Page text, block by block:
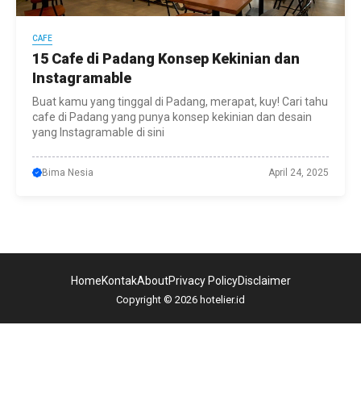
CAFE
15 Cafe di Padang Konsep Kekinian dan
Instagramable
Buat kamu yang tinggal di Padang, merapat, kuy! Cari tahu
cafe di Padang yang punya konsep kekinian dan desain
yang Instagramable di sini
Bima Nesia April 24, 2025
Copyright © 2026 hotelier.id
HomeKontakAboutPrivacy PolicyDisclaimer